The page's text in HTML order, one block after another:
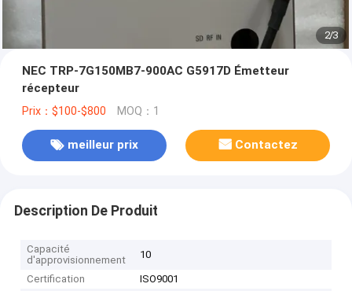
2/3
NEC TRP-7G150MB7-900AC G5917D Émetteur
récepteur
Prix：$100-$800 MOQ：1
meilleur prix Contactez
Description De Produit
Capacité
d'approvisionnement
10
Certification
ISO9001